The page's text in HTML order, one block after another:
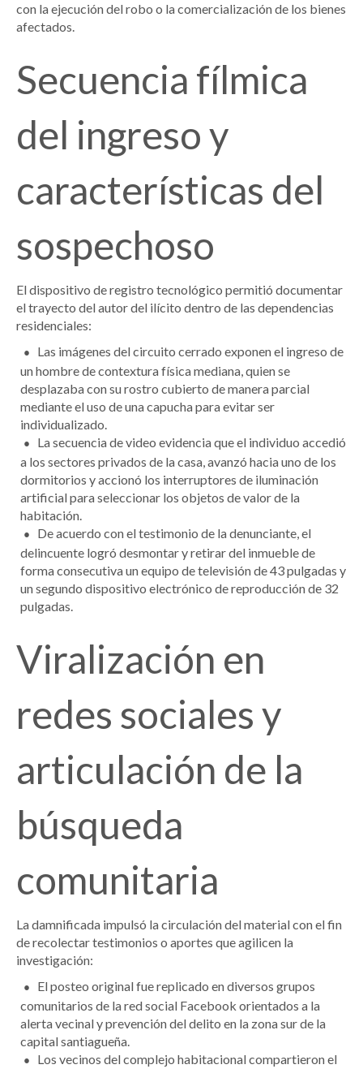
con la ejecución del robo o la comercialización de los bienes
afectados.
Secuencia fílmica
del ingreso y
características del
sospechoso
El dispositivo de registro tecnológico permitió documentar
el trayecto del autor del ilícito dentro de las dependencias
residenciales:
Las imágenes del circuito cerrado exponen el ingreso de
un hombre de contextura física mediana, quien se
desplazaba con su rostro cubierto de manera parcial
mediante el uso de una capucha para evitar ser
individualizado.
La secuencia de video evidencia que el individuo accedió
a los sectores privados de la casa, avanzó hacia uno de los
dormitorios y accionó los interruptores de iluminación
artificial para seleccionar los objetos de valor de la
habitación.
De acuerdo con el testimonio de la denunciante, el
delincuente logró desmontar y retirar del inmueble de
forma consecutiva un equipo de televisión de 43 pulgadas y
un segundo dispositivo electrónico de reproducción de 32
pulgadas.
Viralización en
redes sociales y
articulación de la
búsqueda
comunitaria
La damnificada impulsó la circulación del material con el fin
de recolectar testimonios o aportes que agilicen la
investigación:
El posteo original fue replicado en diversos grupos
comunitarios de la red social Facebook orientados a la
alerta vecinal y prevención del delito en la zona sur de la
capital santiagueña.
Los vecinos del complejo habitacional compartieron el